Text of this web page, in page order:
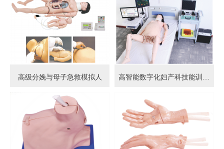
高级分娩与母子急救模拟人 高智能数字化妇产科技能训练系统 (计算机控制)